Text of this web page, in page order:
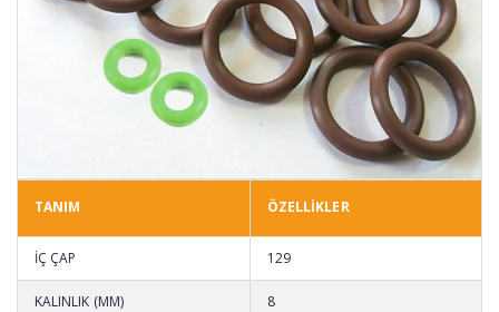
TANIM ÖZELLİKLER
İÇ ÇAP 129
KALINLIK (MM) 8